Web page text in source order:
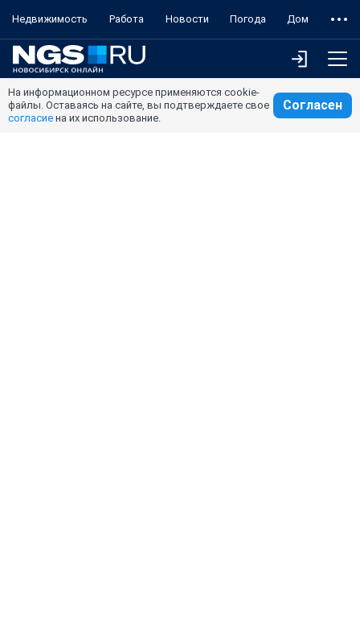
Недвижимость Работа Новости Погода Дом
На информационном ресурсе применяются cookie-
файлы. Оставаясь на сайте, вы подтверждаете свое
согласие на их использование.
Согласен